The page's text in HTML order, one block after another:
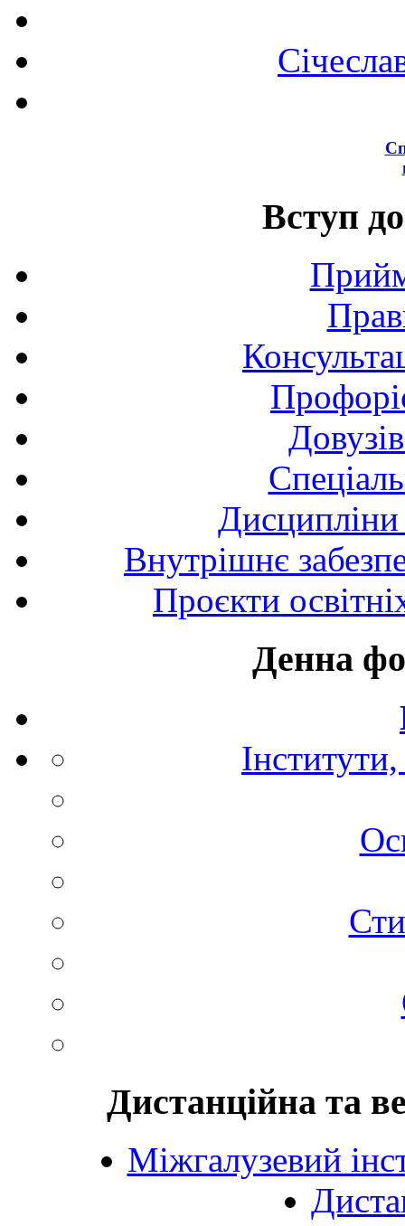
Вступ
Внутрішнє
Проєкти
Денна
Дистанційна та
Міжгалузевий